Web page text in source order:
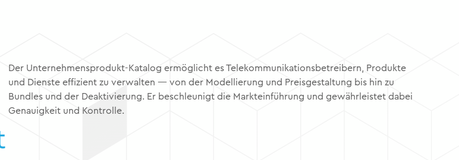
Der Unternehmensprodukt-Katalog ermöglicht es Telekommunikationsbetreibern, Produkte
und Dienste effizient zu verwalten — von der Modellierung und Preisgestaltung bis hin zu
Bundles und der Deaktivierung. Er beschleunigt die Markteinführung und gewährleistet dabei
Genauigkeit und Kontrolle.